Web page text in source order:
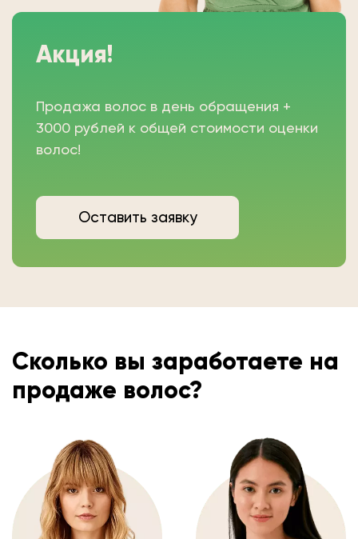
Акция!
Продажа волос в день обращения +
3000 рублей к общей стоимости оценки
волос!
Оставить заявку
Сколько вы заработаете на
продаже волос?